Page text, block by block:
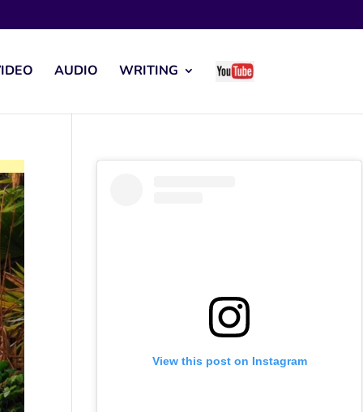
AUDIO WRITING
View this post on Instagram